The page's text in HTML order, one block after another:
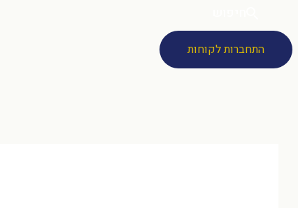
התחברות לקוחות